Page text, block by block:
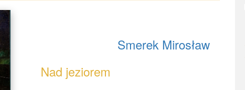
Smerek Mirosław
Nad jeziorem